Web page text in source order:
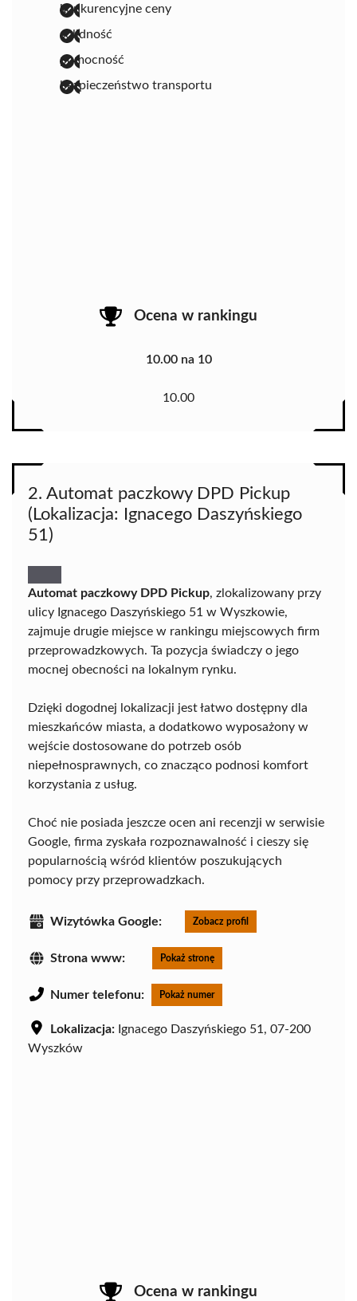
konkurencyjne ceny
solidność
pomocność
bezpieczeństwo transportu
Ocena w rankingu
10.00 na 10
10.00
2. Automat paczkowy DPD Pickup
(Lokalizacja: Ignacego Daszyńskiego
51)
Automat paczkowy DPD Pickup, zlokalizowany przy
ulicy Ignacego Daszyńskiego 51 w Wyszkowie,
zajmuje drugie miejsce w rankingu miejscowych firm
przeprowadzkowych. Ta pozycja świadczy o jego
mocnej obecności na lokalnym rynku.
Dzięki dogodnej lokalizacji jest łatwo dostępny dla
mieszkańców miasta, a dodatkowo wyposażony w
wejście dostosowane do potrzeb osób
niepełnosprawnych, co znacząco podnosi komfort
korzystania z usług.
Choć nie posiada jeszcze ocen ani recenzji w serwisie
Google, firma zyskała rozpoznawalność i cieszy się
popularnością wśród klientów poszukujących
pomocy przy przeprowadzkach.
Wizytówka Google: Zobacz profil
Strona www: Pokaż stronę
Numer telefonu: Pokaż numer
Lokalizacja: Ignacego Daszyńskiego 51, 07-200
Wyszków
Ocena w rankingu